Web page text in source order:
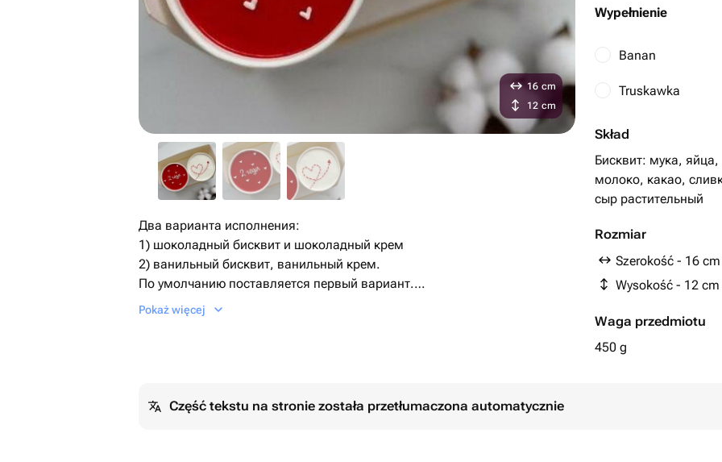
Wypełnienie
Banan
Truskawka
Skład
Бисквит: мука,
молоко, какао,
сыр растительный
Rozmiar
Szerokość - 16 cm
Wysokość - 12 cm
Waga przedmiotu
450 g
16 cm
12 cm
Два варианта исполнения:
1) шоколадный бисквит и шоколадный крем
2) ванильный бисквит, ванильный крем.
По умолчанию поставляется первый вариант.
Необходимый Вариант можно указать комментарием при заказе, либо
Pokaż więcej
Część tekstu na stronie została przetłumaczona automatycznie